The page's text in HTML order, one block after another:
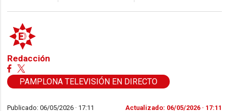
Redacción
PAMPLONA TELEVISIÓN EN DIRECTO
Publicado: 06/05/2026 · 17:11 Actualizado: 06/05/2026 · 17:11